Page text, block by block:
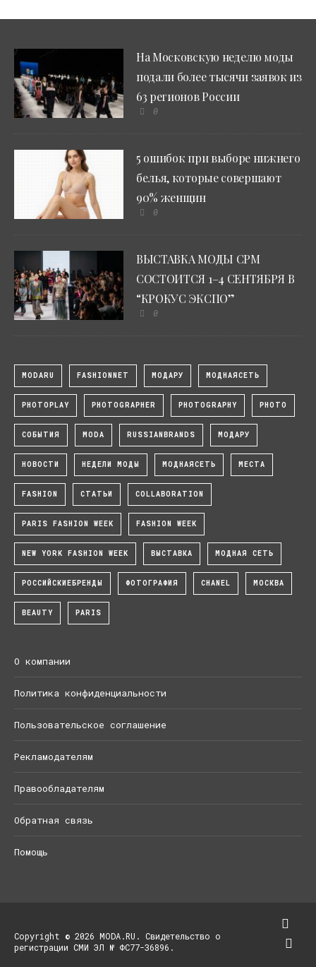
На Московскую неделю моды
подали более тысячи заявок из
63 регионов России
0
5 ошибок при выборе нижнего
белья, которые совершают
90% женщин
0
ВЫСТАВКА МОДЫ CPM
СОСТОИТСЯ 1–4 СЕНТЯБРЯ В
“КРОКУС ЭКСПО”
0
MODARU FASHIONNET МОДАРУ МОДНАЯСЕТЬ
PHOTOPLAY PHOTOGRAPHER PHOTOGRAPHY PHOTO
СОБЫТИЯ MODA RUSSIANBRANDS МОДАРУ
НОВОСТИ НЕДЕЛИ МОДЫ МОДНАЯСЕТЬ МЕСТА
FASHION СТАТЬИ COLLABORATION
PARIS FASHION WEEK FASHION WEEK
NEW YORK FASHION WEEK ВЫСТАВКА МОДНАЯ СЕТЬ
РОССИЙСКИЕБРЕНДЫ ФОТОГРАФИЯ CHANEL МОСКВА
BEAUTY PARIS
О компании
Политика конфиденциальности
Пользовательское соглашение
Рекламодателям
Правообладателям
Обратная связь
Помощь
Copyright © 2026 MODA.RU. Свидетельство о
регистрации СМИ ЭЛ № ФС77-36896.